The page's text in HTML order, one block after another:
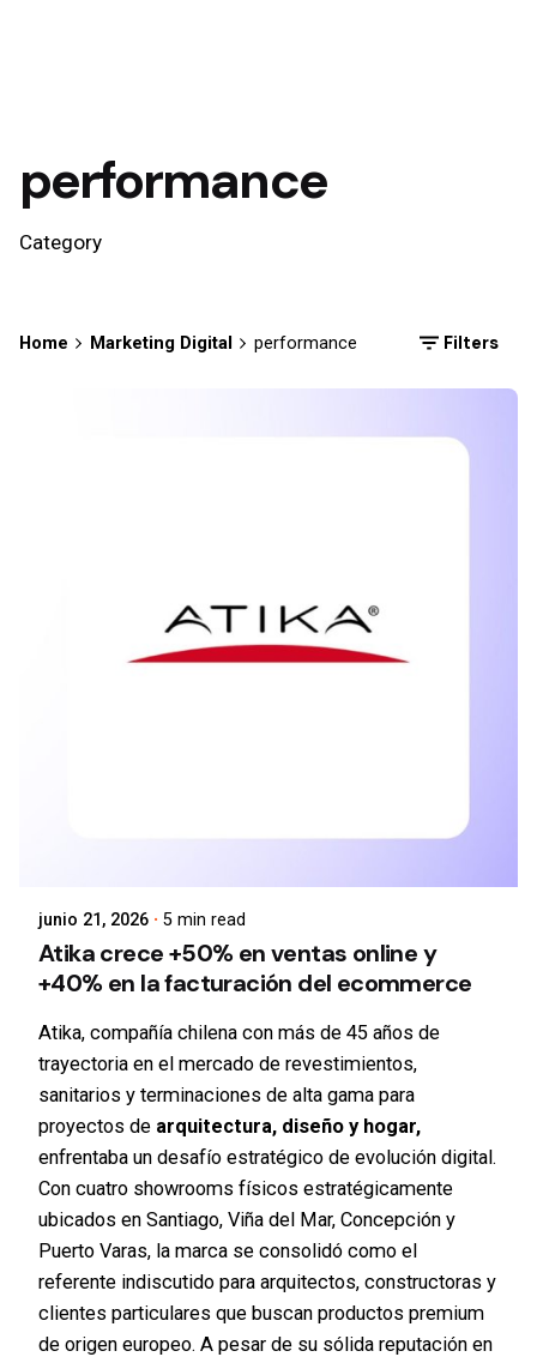
performance
Category
Home Marketing Digital performance Filters
junio 21, 2026 5 min read
Atika crece +50% en ventas online y
+40% en la facturación del ecommerce
Atika, compañía chilena con más de 45 años de
trayectoria en el mercado de revestimientos,
sanitarios y terminaciones de alta gama para
proyectos de arquitectura, diseño y hogar,
enfrentaba un desafío estratégico de evolución digital.
Con cuatro showrooms físicos estratégicamente
ubicados en Santiago, Viña del Mar, Concepción y
Puerto Varas, la marca se consolidó como el
referente indiscutido para arquitectos, constructoras y
clientes particulares que buscan productos premium
de origen europeo. A pesar de su sólida reputación en